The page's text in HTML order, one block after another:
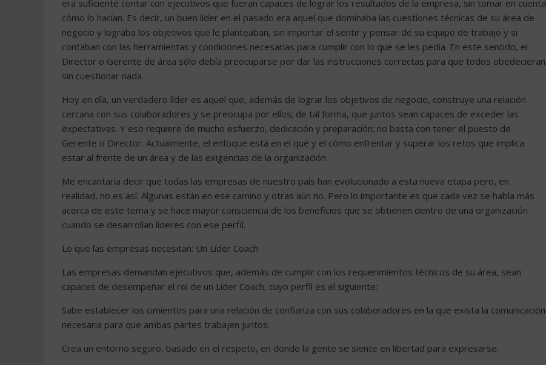
era suficiente contar con ejecutivos que fueran capaces de lograr los resultados de la empresa, sin tomar en cuenta
cómo lo hacían. Es decir, un buen líder en el pasado era aquel que dominaba las cuestiones técnicas de su área de
negocio y lograba los objetivos que le planteaban, sin importar el sentir y pensar de su equipo de trabajo y si
contaban con las herramientas y condiciones necesarias para cumplir con lo que se les pedía. En este sentido, el
Director o Gerente de área sólo debía preocuparse por dar las instrucciones correctas para que todos obedecieran
sin cuestionar nada.
Hoy en día, un verdadero líder es aquel que, además de lograr los objetivos de negocio, construye una relación
cercana con sus colaboradores y se preocupa por ellos; de tal forma, que juntos sean capaces de exceder las
expectativas. Y eso requiere de mucho esfuerzo, dedicación y preparación; no basta con tener el puesto de
Gerente o Director. Actualmente, el enfoque está en el qué y el cómo enfrentar y superar los retos que implica
estar al frente de un área y de las exigencias de la organización.
Me encantaría decir que todas las empresas de nuestro país han evolucionado a esta nueva etapa pero, en
realidad, no es así. Algunas están en ese camino y otras aún no. Pero lo importante es que cada vez se habla más
acerca de este tema y se hace mayor consciencia de los beneficios que se obtienen dentro de una organización
cuando se desarrollan líderes con ese perfil.
Lo que las empresas necesitan: Un Líder Coach
Las empresas demandan ejecutivos que, además de cumplir con los requerimientos técnicos de su área, sean
capaces de desempeñar el rol de un Líder Coach, cuyo perfil es el siguiente:
Sabe establecer los cimientos para una relación de confianza con sus colaboradores en la que exista la comunicación
necesaria para que ambas partes trabajen juntos.
Crea un entorno seguro, basado en el respeto, en donde la gente se siente en libertad para expresarse.